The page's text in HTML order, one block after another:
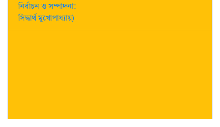
নির্বাচন ও সম্পাদনা:
সিদ্ধার্থ মুখোপাধ্যায়)